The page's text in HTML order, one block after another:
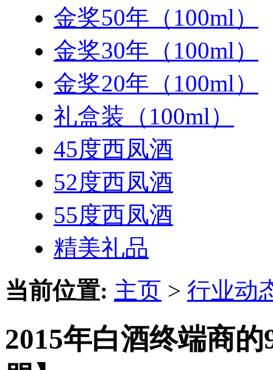
金奖50年（100ml）
金奖30年（100ml）
金奖20年（100ml）
礼盒装（100ml）
45度西凤酒
52度西凤酒
55度西凤酒
精美礼品
当前位置: 主页 > 行业动
2015年白酒终端商